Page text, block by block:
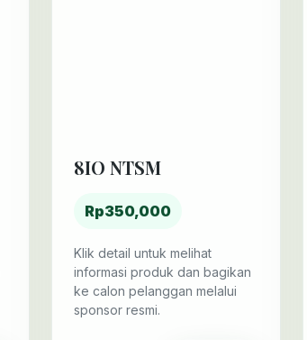
8IO NTSM
Rp350,000
Klik detail untuk melihat
informasi produk dan bagikan
ke calon pelanggan melalui
sponsor resmi.